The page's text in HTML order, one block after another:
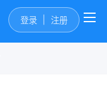
登录 注册